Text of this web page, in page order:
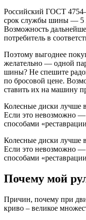
Российский ГОСТ
срок службы шины — 5
Возможность
потребитель в
Поэтому выгоднее
желательно — одной
шины? Не спешите
по бросовой цене.
ставить их на машину
Колесные диски лучше
Если это невозможно —
способами
Колесные диски лучше
Если это невозможно —
способами
Почему мой
Причин, почему при
криво – великое